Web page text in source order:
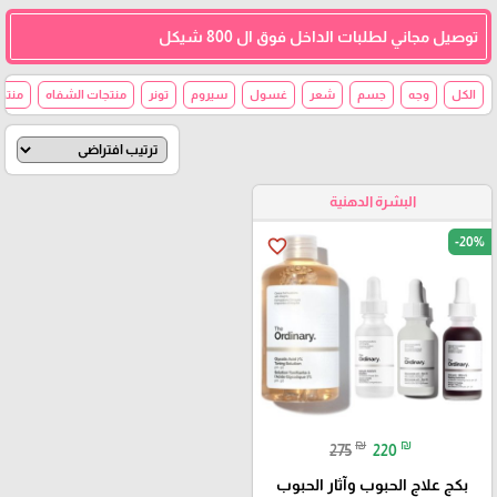
توصيل مجاني لطلبات الداخل فوق ال 800 شيكل
الكل وجه جسم شعر غسول سيروم تونر منتجات الشفاه
البشرة الدهنية
favorite_border -20%
275 ₪ 220 ₪
بكج علاج الحبوب وآثار الحبوب